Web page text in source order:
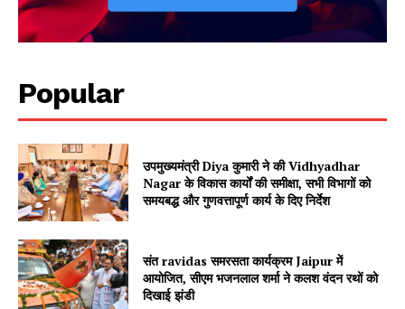
Jagruk Janta
Popular
उपमुख्यमंत्री Diya कुमारी ने की Vidhyadhar
Nagar के विकास कार्यों की समीक्षा, सभी विभागों को
समयबद्ध और गुणवत्तापूर्ण कार्य के दिए निर्देश
संत ravidas समरसता कार्यक्रम Jaipur में
आयोजित, सीएम भजनलाल शर्मा ने कलश वंदन रथों को
दिखाई झंडी